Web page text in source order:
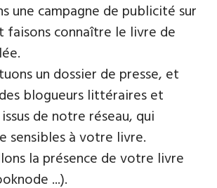
une campagne de publicité sur
faisons connaître le livre de
un dossier de presse, et
blogueurs littéraires et
de notre réseau, qui
sensibles à votre livre.
la présence de votre livre
...).